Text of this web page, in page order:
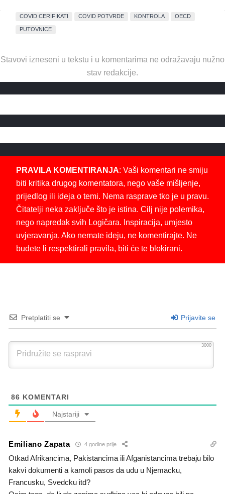
COVID CERIFIKATI COVID POTVRDE KONTROLA OECD
PUTOVNICE
Stavovi izneseni u tekstu i u komentarima ne odražavaju nužno
stav redakcije.
PRAVILA KOMENTIRANJA: Vaši komentari ne smiju
biti kritika drugog komentatora, nego vaše mišljenje,
prijedlog ili ideja o temi. Nema rasprave tko je u pravu.
Čitatelji neka zaključe što je istina. Cilj nije polemika,
nego napredak svih Logičara. Inspiracija, umjesto
uvjeravanja. Ako nemate ideju, ne komentirajte. Ne
budete li respektirali pravila, biti će te blokirani.
Pretplatiti se Prijavite se
3000
86 KOMENTARI
Najstariji
Emiliano Zapata 4 godine prije
Otkad Afrikancima, Pakistancima ili Afganistancima trebaju bilo
kakvi dokumenti a kamoli pasos da udu u Njemacku,
Francusku, Svedcku itd?